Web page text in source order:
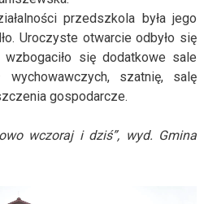
przedszkola była jego
Uroczyste otwarcie odbyło się
wzbogaciło się dodatkowe sale
szatnię, salę
gospodarcze.
wczoraj i dziś”, wyd. Gmina